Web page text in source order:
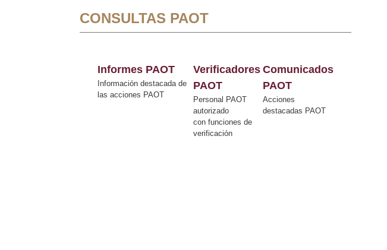
CONSULTAS PAOT
Informes PAOT
Información destacada de
las acciones PAOT
Verificadores
PAOT
Personal PAOT
autorizado
con funciones de
verificación
Comunicados
PAOT
Acciones
destacadas PAOT